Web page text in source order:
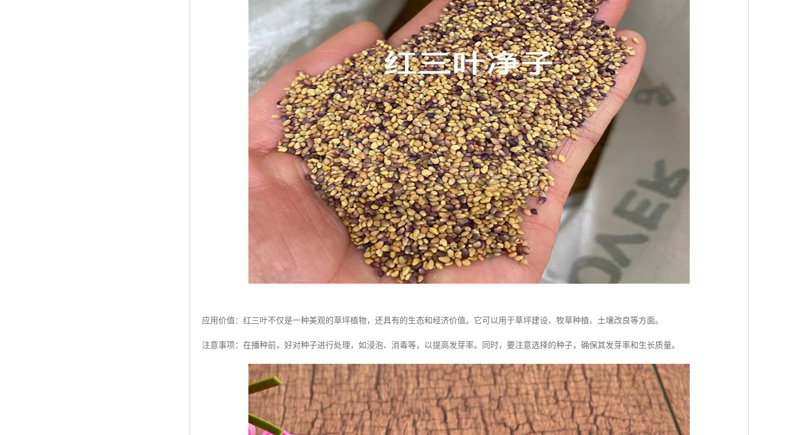
应用价值：红三叶不仅是一种美观的草坪植物，还具有的生态和经济价值。它可以用于草坪建设、牧草种植、土壤改良等方面。
注意事项：在播种前，好对种子进行处理，如浸泡、消毒等，以提高发芽率。同时，要注意选择的种子，确保其发芽率和生长质量。